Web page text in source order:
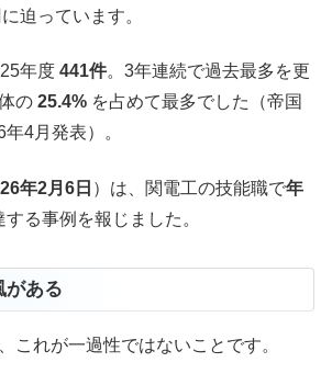
迫っています。
年度 441件。3年連続で過去最多を更
の 25.4% を占めて最多でした（帝国
4月発表）。
年2月6日 ）は、関電工の技能職で年
する事例を報じました。
がある
これが一過性ではないことです。